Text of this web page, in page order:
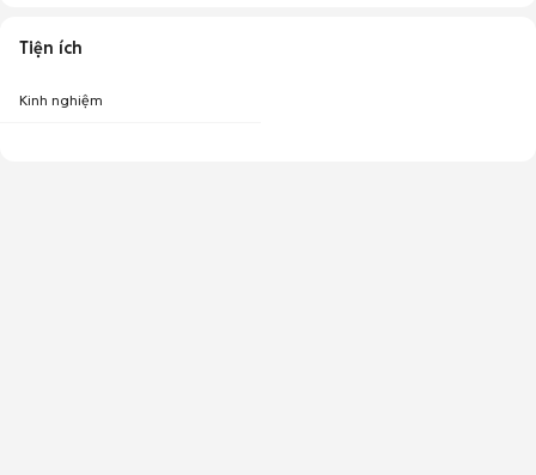
Tiện ích
Kinh nghiệm